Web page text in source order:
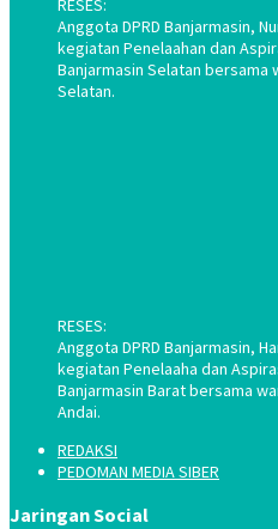
RESES:
Anggota DPRD Banjarmasin,
kegiatan Penelaahan dan
Banjarmasin Selatan bersama
Selatan.
RESES:
Anggota DPRD Banjarmasin,
kegiatan Penelaaha dan
Banjarmasin Barat bersama
Andai.
REDAKSI
PEDOMAN MEDIA SIBER
Jaringan Social